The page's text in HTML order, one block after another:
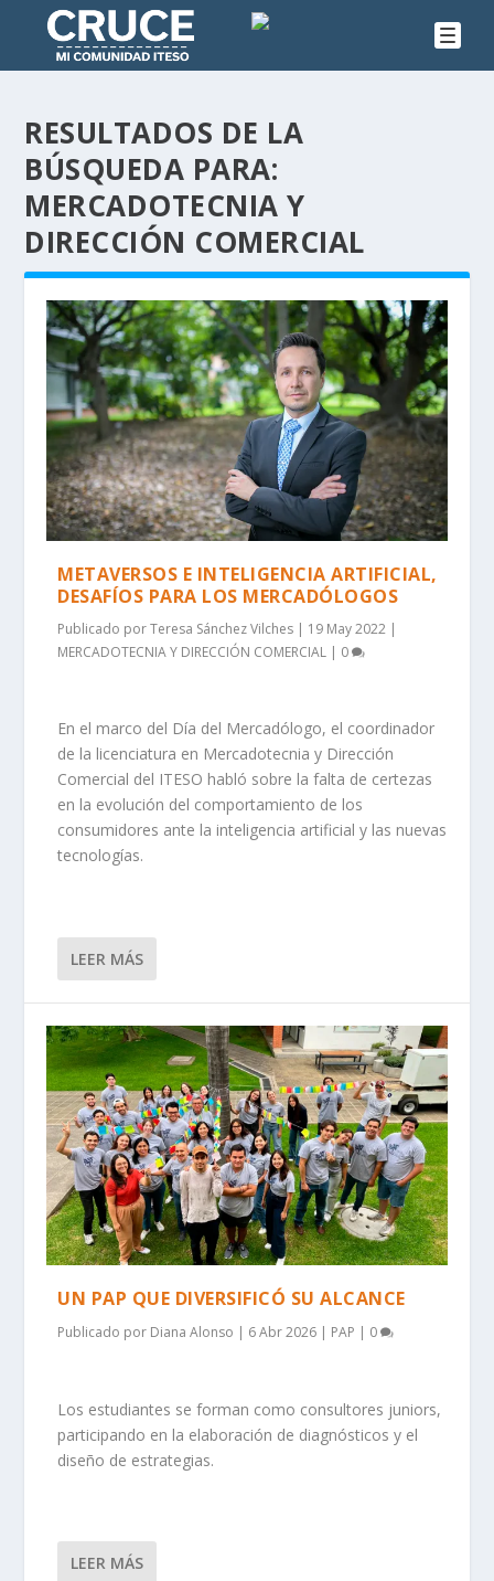
RESULTADOS DE LA
BÚSQUEDA PARA:
MERCADOTECNIA Y
DIRECCIÓN COMERCIAL
METAVERSOS E INTELIGENCIA ARTIFICIAL,
DESAFÍOS PARA LOS MERCADÓLOGOS
Publicado porTeresa Sánchez Vilches | 19 May 2022 |
MERCADOTECNIA Y DIRECCIÓN COMERCIAL | 0
En el marco del Día del Mercadólogo, el coordinador
de la licenciatura en Mercadotecnia y Dirección
Comercial del ITESO habló sobre la falta de certezas
en la evolución del comportamiento de los
consumidores ante la inteligencia artificial y las nuevas
tecnologías.
LEER MÁS
UN PAP QUE DIVERSIFICÓ SU ALCANCE
Publicado por Diana Alonso | 6 Abr 2026 | PAP | 0
Los estudiantes se forman como consultores juniors,
participando en la elaboración de diagnósticos y el
diseño de estrategias.
LEER MÁS